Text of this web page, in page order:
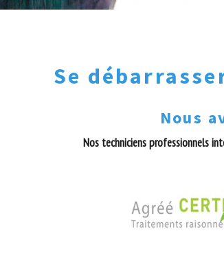
Se
Nous
Nos techniciens professionnels